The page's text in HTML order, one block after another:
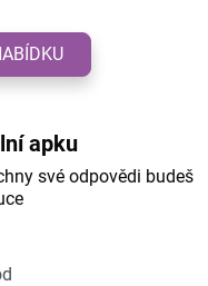
apku
své odpovědi budeš